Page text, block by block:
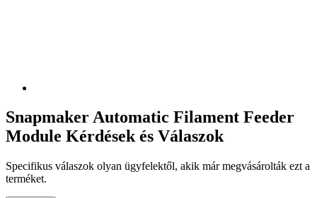
Snapmaker Automatic Filament Feeder
Module Kérdések és Válaszok
Specifikus válaszok olyan ügyfelektől, akik már megvásárolták ezt a
terméket.